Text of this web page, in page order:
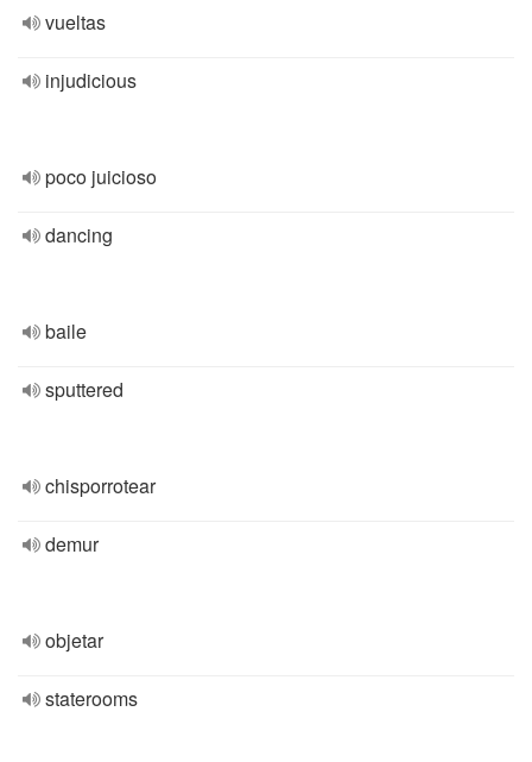
vueltas
injudicious
poco juicioso
dancing
baile
sputtered
chisporrotear
demur
objetar
staterooms